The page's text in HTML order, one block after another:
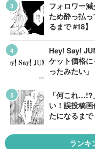
フォロワー
ため酔っ払
るまで #18】
Hey! Say!
ケット価格
ったみたい」
「何これ
い！誤投稿
たになるまで
ランキ